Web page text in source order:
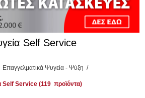
Self Service
Επαγγελματικά Ψυγεία - Ψύξη /
Self Service (119 προϊόντα)